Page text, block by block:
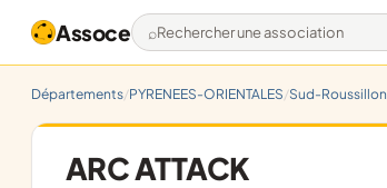
Assoce Rechercher une association
Départements PYRENEES-ORIENTALES Sud-Roussillon
ARC ATTACK